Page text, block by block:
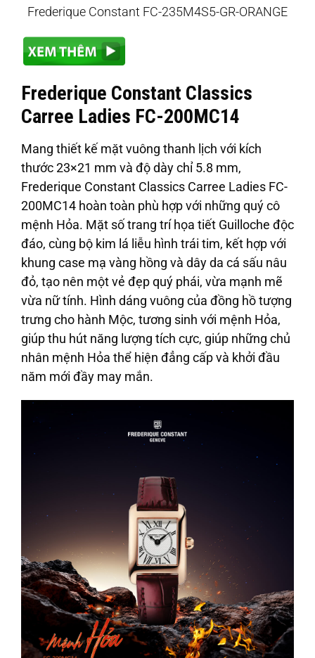
Frederique Constant FC-235M4S5-GR-ORANGE
Frederique Constant Classics
Carree Ladies FC-200MC14
Mang thiết kế mặt vuông thanh lịch với kích
thước 23×21 mm và độ dày chỉ 5.8 mm,
Frederique Constant Classics Carree Ladies FC-
200MC14 hoàn toàn phù hợp với những quý cô
mệnh Hỏa. Mặt số trang trí họa tiết Guilloche độc
đáo, cùng bộ kim lá liễu hình trái tim, kết hợp với
khung case mạ vàng hồng và dây da cá sấu nâu
đỏ, tạo nên một vẻ đẹp quý phái, vừa mạnh mẽ
vừa nữ tính. Hình dáng vuông của đồng hồ tượng
trưng cho hành Mộc, tương sinh với mệnh Hỏa,
giúp thu hút năng lượng tích cực, giúp những chủ
nhân mệnh Hỏa thể hiện đẳng cấp và khởi đầu
năm mới đầy may mắn.